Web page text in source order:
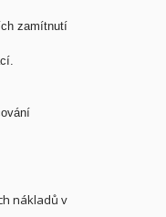
zamítnutí
nákladů v